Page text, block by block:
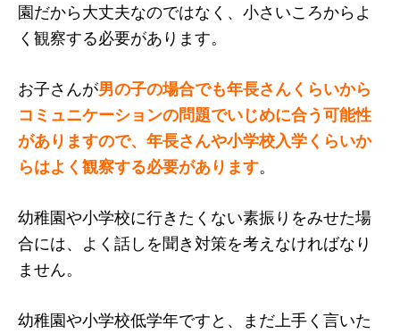
園だから大丈夫なのではなく、小さいころからよ
く観察する必要があります。
お子さんが男の子の場合でも年長さんくらいから
コミュニケーションの問題でいじめに合う可能性
がありますので、年長さんや小学校入学くらいか
らはよく観察する必要があります。
幼稚園や小学校に行きたくない素振りをみせた場
合には、よく話しを聞き対策を考えなければなり
ません。
幼稚園や小学校低学年ですと、まだ上手く言いた